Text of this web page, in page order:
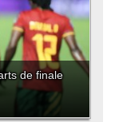
de finale